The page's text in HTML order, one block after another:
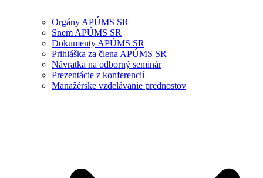
Orgány APÚMS SR
Snem APÚMS SR
Dokumenty APÚMS SR
Prihláška za člena APÚMS SR
Návratka na odborný seminár
Prezentácie z konferencií
Manažérske vzdelávanie prednostov